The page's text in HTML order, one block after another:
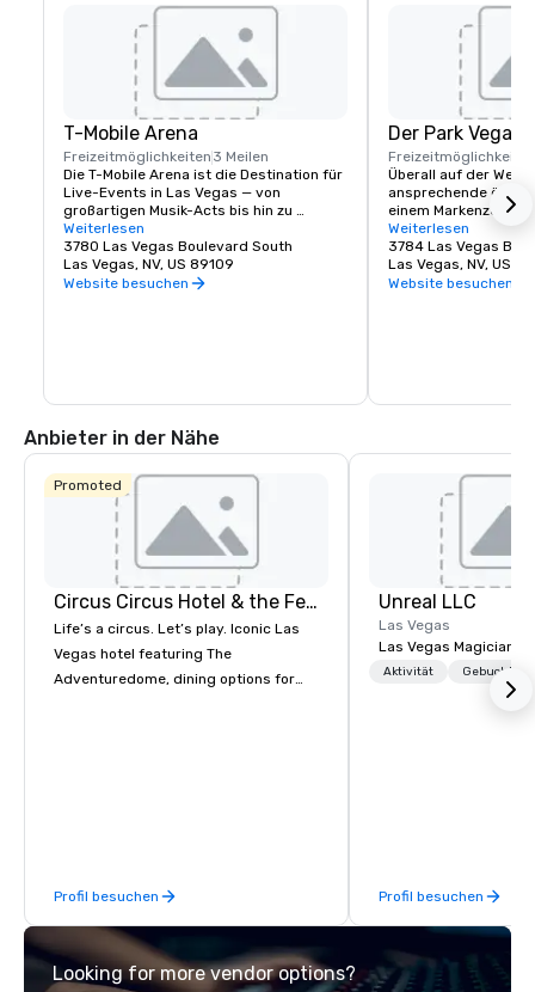
T-Mobile Arena
Freizeitmöglichkeiten 3 Meilen
Die T-Mobile Arena ist die Destination für
Live-Events in Las Vegas — von
großartigen Musik-Acts bis hin zu
aufregenden Sportveranstaltungen. Sie
hat einen neuen Standard dafür gesetzt,
was Unterhaltung in der Stadt bedeutet,
die es am besten kann. In der T-Mobile
Konzerten.
Weiterlesen
3780 Las Vegas Boulevard South
Las Vegas, NV, US 89109
Website besuchen
Der Park Vegas
Freizeitmöglichkeiten
Überall auf der Welt
ansprechende
einem
Städte geworden,
keine Ausnahme.
traditionelle
erfunden und ein
für jeden etwas.
Weiterlesen
3784 Las Vegas
Las Vegas, NV, US
Website besuchen
Anbieter in der Nähe
Promoted
Circus Circus Hotel & the Festival Grounds
Life’s a circus. Let’s play. Iconic Las
Vegas hotel featuring The
Adventuredome, dining options for
Profil besuchen
Unreal LLC
Las Vegas
Las Vegas Magician
Aktivität Gebuchte
Profil besuchen
Looking for more vendor options?